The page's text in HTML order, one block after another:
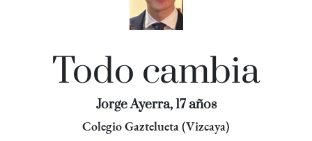
Todo cambia
Jorge Ayerra, 17 años
Colegio Gaztelueta (Vizcaya)